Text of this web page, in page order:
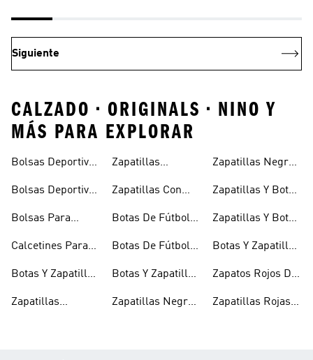
Siguiente
CALZADO • ORIGINALS • NINO Y
MÁS PARA EXPLORAR
Bolsas Deportivas
Bolsas Deportivas
Bolsas Para
Calcetines Para
Botas Y Zapatillas
Zapatillas
Niñas
Zapatillas
Niños
Zapatillas Con
Niños
Botas De Fútbol
Botas De Fútbol
Botas Y Zapatillas
Niños
Zapatillas Negras
Zapatillas Negras
Zapatillas Y Botas
Zapatillas Y Botas
Botas Y Zapatillas
Zapatos Rojos De
Zapatillas Rojas